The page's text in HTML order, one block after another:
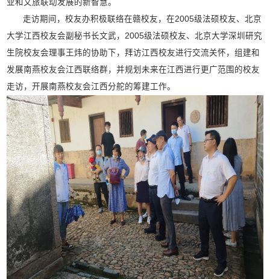
业和文旅联动发展的新智慧。
走访期间，校友办积极联络在赣校友，在2005级法硕校友、北京
大学江西校友会副秘书长文武，2005级法硕校友、北京大学深圳研究
生院校友会理事王炜的协助下，拜访江西校友进行交流关怀，组建和
发展南燕校友会江西联络群，并规划未来在江西进行更广范围的校友
走访，开展南燕校友会江西分舵的筹建工作。